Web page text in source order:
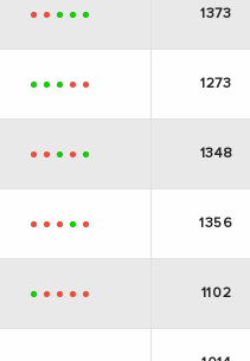
- - + + + 1373
+ + + - - 1273
- - + - + 1348
- - - + - 1356
+ - - - - 1102